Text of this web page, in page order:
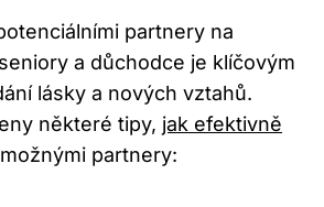
partnery na
a důchodce je klíčovým
lásky a nových vztahů.
některé tipy, jak efektivně
partnery: